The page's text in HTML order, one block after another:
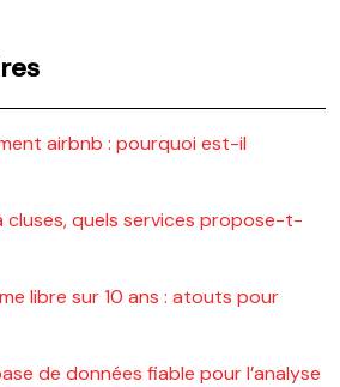
airbnb : pourquoi est-il
cluses, quels services propose-t-
libre sur 10 ans : atouts pour
de données fiable pour l’analyse